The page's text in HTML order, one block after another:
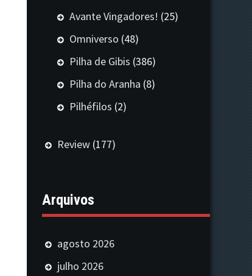
Avante Vingadores! (25)
Omniverso (48)
Pilha de Gibis (386)
Pilha do Aranha (8)
Pilhéfilos (2)
Review (177)
Arquivos
agosto 2026
julho 2026